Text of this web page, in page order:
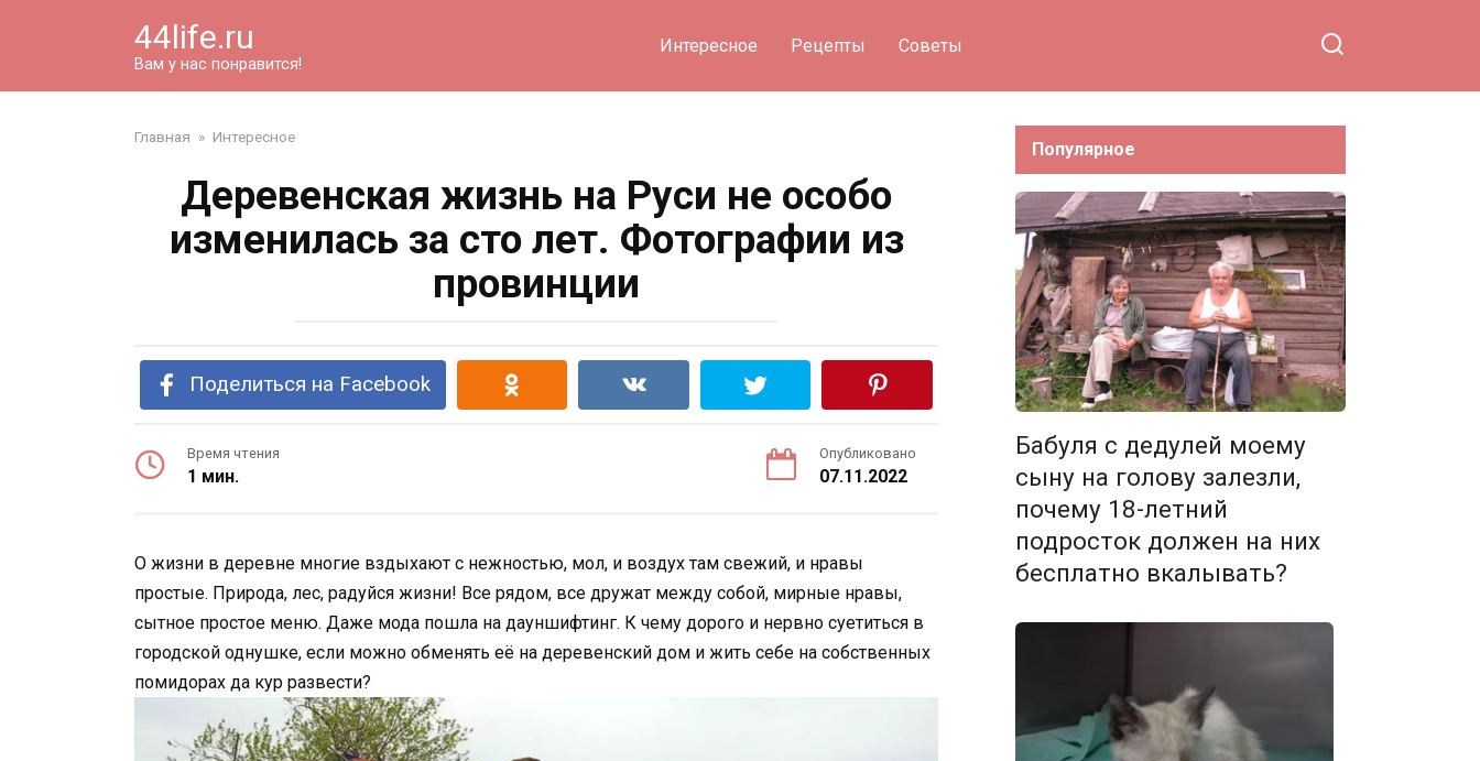
44life.ru
Вам у нас понравится!
Интересное Рецепты Советы
Главная » Интересное
Деревенская жизнь на Руси не особо
изменилась за сто лет. Фотографии из
провинции
Поделиться на Facebook
Время чтения
1 мин.
Опубликовано
07.11.2022
О жизни в деревне многие вздыхают с нежностью, мол, и воздух там свежий, и нравы
простые. Природа, лес, радуйся жизни! Все рядом, все дружат между собой, мирные нравы,
сытное простое меню. Даже мода пошла на дауншифтинг. К чему дорого и нервно суетиться в
городской однушке, если можно обменять её на деревенский дом и жить себе на собственных
помидорах да кур развести?
Популярное
Бабуля с дедулей моему
сыну на голову залезли,
почему 18-летний
подросток должен на них
бесплатно вкалывать?